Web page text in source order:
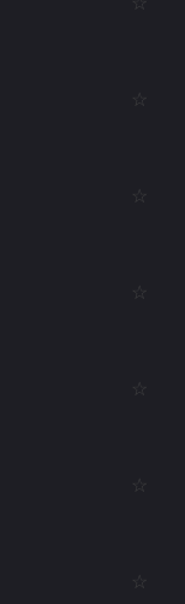
☆
☆
☆
☆
☆
☆